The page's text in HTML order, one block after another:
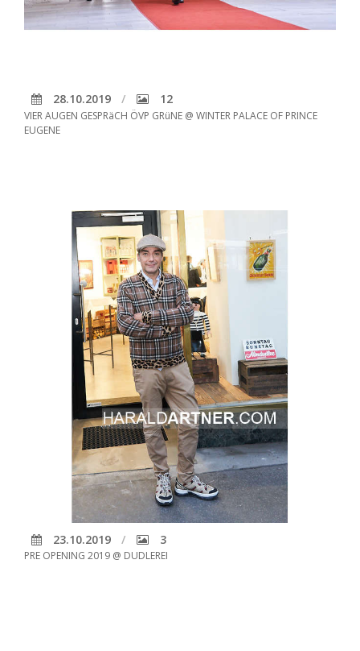
28.10.2019 12
VIER AUGEN GESPRäCH ÖVP GRüNE @ WINTER PALACE OF PRINCE
EUGENE
23.10.2019 3
PRE OPENING 2019 @ DUDLEREI